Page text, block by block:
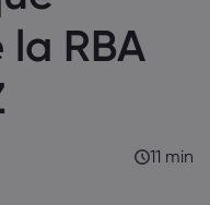
RBA
11 min